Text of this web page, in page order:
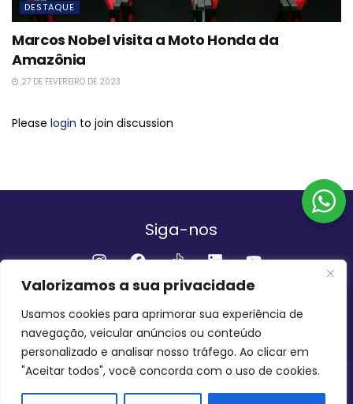
Valorizamos a sua privacidade
Usamos cookies para aprimorar sua experiência de
navegação, veicular anúncios ou conteúdo
personalizado e analisar nosso tráfego. Ao clicar em
"Aceitar todos", você concorda com o uso de cookies.
DESTAQUE
Marcos Nobel visita a Moto Honda da
Amazônia
27 DE FEVEREIRO DE 2023
Please login to join discussion
Siga-nos
Institucional
QUEM SOMOS FALE CONOSCO
INVEST AMAZÔNIA BRASIL
COPYRIGHT 2024 - 2026